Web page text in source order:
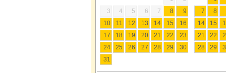
3
4 5 6 7 8
9
10
11 12 13 14 15
16
17
18 19 20 21 22
23
24
25 26 27 28 29
30
31
7
8
14
15
21
22
28
29